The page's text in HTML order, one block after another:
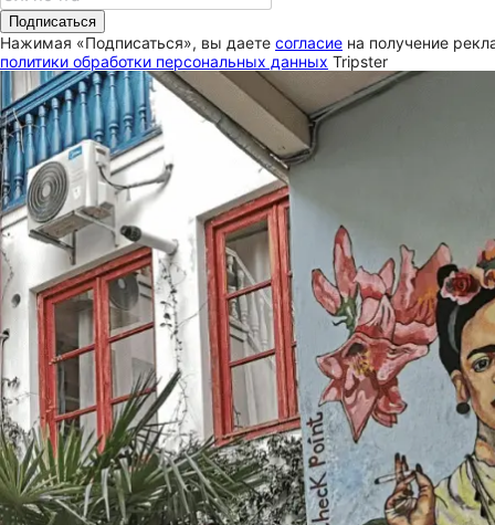
Подписаться
Нажимая «Подписаться», вы даете согласие на получение
политики обработки персональных данных Tripster